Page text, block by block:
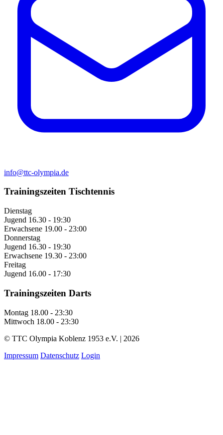
info@ttc-olympia.de
Trainingszeiten Tischtennis
Dienstag
Jugend 16.30 - 19:30
Erwachsene 19.00 - 23:00
Donnerstag
Jugend 16.30 - 19:30
Erwachsene 19.30 - 23:00
Freitag
Jugend 16.00 - 17:30
Trainingszeiten Darts
Montag 18.00 - 23:30
Mittwoch 18.00 - 23:30
© TTC Olympia Koblenz 1953 e.V. | 2026
Impressum Datenschutz Login